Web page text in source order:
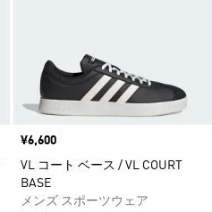
価格
¥6,600
VL コート ベース / VL COURT
BASE
メンズ スポーツウェア